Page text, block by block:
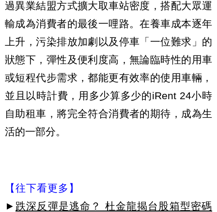
過異業結盟方式擴大取車站密度，搭配大眾運
輸成為消費者的最後一哩路。在養車成本逐年
上升，污染排放加劇以及停車「一位難求」的
狀態下，彈性及便利度高，無論臨時性的用車
或短程代步需求，都能更有效率的使用車輛，
並且以時計費，用多少算多少的iRent 24小時
自助租車，將完全符合消費者的期待，成為生
活的一部分。
【往下看更多】
► 跌深反彈是逃命？ 杜金龍揭台股箱型密碼